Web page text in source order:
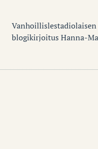
Vanhoillislestadiolaisen
blogikirjoitus Hanna-